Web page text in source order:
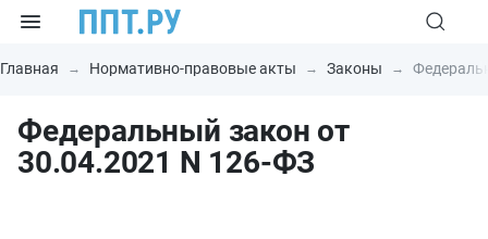
Главная Нормативно-правовые акты Законы
Федеральный закон от
30.04.2021 N 126-ФЗ